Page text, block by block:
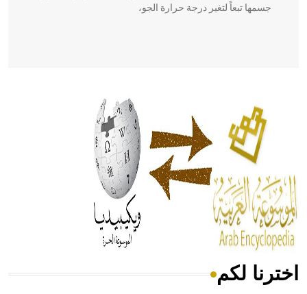
جسمها تبعاً لتغير درجة حرارة الجو،
الحكم، الأدلة، تنظيم التغذية، ورسالته في جروح الرأس. ويعود
له الفضل بأنه حرر الطب من الدين والفلسفة.
- هل تعلم أن المرجان إفراز حيواني يتكون في البحر ويتركب
من مادة كربونات الكلسيوم، وهو أحمر أو شديد الحمرة وهو
أجود أنواعه، ويمتاز بكبر الحجم ويسمى الش
هل تعلم أن الأبسيد كلمة فرنسية اللفظ تم اعتمادها مصطلحاً
اخترنا لكم